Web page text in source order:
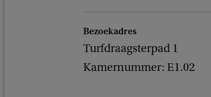
Bezoekadres
Turfdraagsterpad 1
Kamernummer: E1.02